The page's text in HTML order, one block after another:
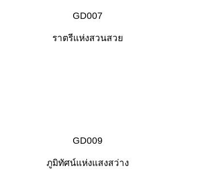
GD007
ราตรีแห่งสวนสวย
GD009
ภูมิทัศน์แห่งแสงสว่าง